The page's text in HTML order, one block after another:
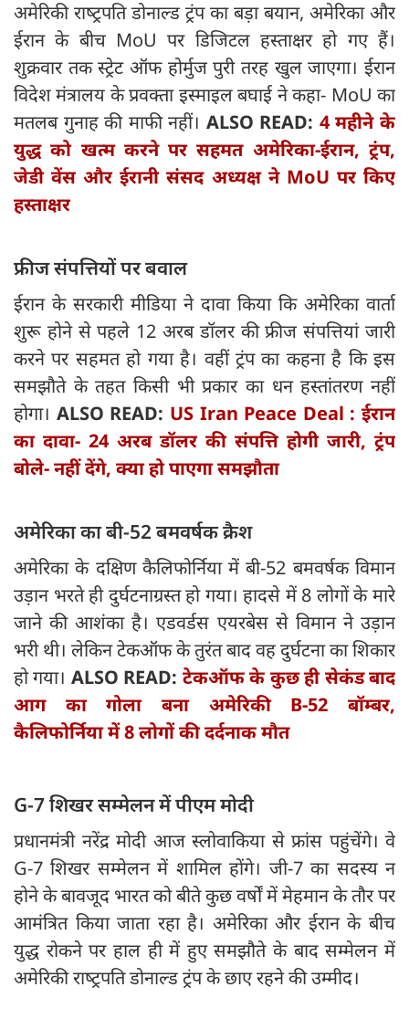
अमेरिकी राष्‍ट्रपति डोनाल्ड ट्रंप का बड़ा बयान, अमेरिका और
ईरान के बीच MoU पर डिजिटल हस्ताक्षर हो गए हैं।
शुक्रवार तक स्ट्रेट ऑफ होर्मुज पुरी तरह खुल जाएगा। ईरान
विदेश मंत्रालय के प्रवक्ता इस्माइल बघाई ने कहा- MoU का
मतलब गुनाह की माफी नहीं। ALSO READ: 4 महीने के
युद्ध को खत्म करने पर सहमत अमेरिका-ईरान, ट्रंप,
जेडी वेंस और ईरानी संसद अध्यक्ष ने MoU पर किए
हस्ताक्षर
फ्रीज संपत्तियों पर बवाल
ईरान के सरकारी मीडिया ने दावा किया कि अमेरिका वार्ता
शुरू होने से पहले 12 अरब डॉलर की फ्रीज संपत्तियां जारी
करने पर सहमत हो गया है। वहीं ट्रंप का कहना है कि इस
समझौते के तहत किसी भी प्रकार का धन हस्तांतरण नहीं
होगा। ALSO READ: US Iran Peace Deal : ईरान
का दावा- 24 अरब डॉलर की संपत्ति होगी जारी, ट्रंप
बोले- नहीं देंगे, क्या हो पाएगा समझौता
अमेरिका का बी-52 बमवर्षक क्रैश
अमेरिका के दक्षिण कैलिफोर्निया में बी-52 बमवर्षक विमान
उड़ान भरते ही दुर्घटनाग्रस्त हो गया। हादसे में 8 लोगों के मारे
जाने की आशंका है। एडवर्डस एयरबेस से विमान ने उड़ान
भरी थी। लेकिन टेकऑफ के तुरंत बाद वह दुर्घटना का शिकार
हो गया। ALSO READ: टेकऑफ के कुछ ही सेकंड बाद
आग का गोला बना अमेरिकी B-52 बॉम्बर,
कैलिफोर्निया में 8 लोगों की दर्दनाक मौत
G-7 शिखर सम्मेलन में पीएम मोदी
प्रधानमंत्री नरेंद्र मोदी आज स्लोवाकिया से फ्रांस पहुंचेंगे। वे
G-7 शिखर सम्मेलन में शामिल होंगे। जी-7 का सदस्य न
होने के बावजूद भारत को बीते कुछ वर्षों में मेहमान के तौर पर
आमंत्रित किया जाता रहा है। अमेरिका और ईरान के बीच
युद्ध रोकने पर हाल ही में हुए समझौते के बाद सम्मेलन में
अमेरिकी राष्‍ट्रपति डोनाल्ड ट्रंप के छाए रहने की उम्मीद।